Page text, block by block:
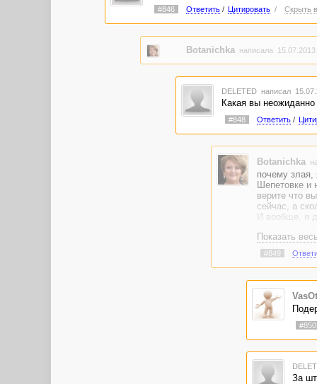
#846 Ответить/ Цитировать / Скрыть
Botanichka написала
DELETED написал
Какая вы неожиданно
#848 Ответить/
Botanichka
почему
Шепетовке и
верите что
сейчас, а
И вообще, я
Показать
#849
#850
За